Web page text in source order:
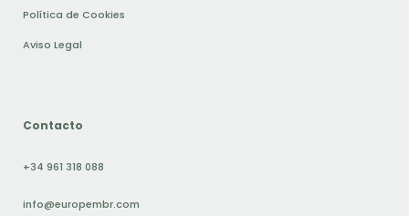
Política de Cookies
Aviso Legal
Contacto
+34 961 318 088
info@europembr.com